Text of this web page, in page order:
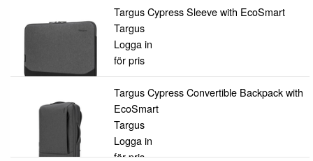
Targus Cypress Sleeve with EcoSmart
Targus
Logga in
för pris
Targus Cypress Convertible Backpack with
EcoSmart
Targus
Logga in
för pris